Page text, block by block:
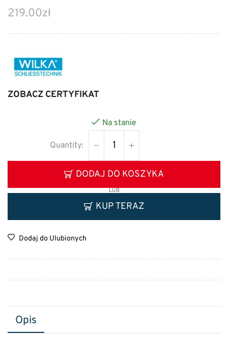
219.00zł
ZOBACZ CERTYFIKAT
Na stanie
DODAJ DO KOSZYKA
LUB
KUP TERAZ
Dodaj do Ulubionych
Opis